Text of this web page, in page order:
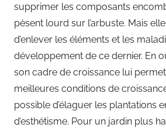
supprimer les composants
pèsent lourd sur l’arbuste. Mais
d’enlever les éléments et les
développement de ce dernier. En
son cadre de croissance lui
meilleures conditions de
possible d’élaguer les plantations
d’esthétisme. Pour un jardin plus